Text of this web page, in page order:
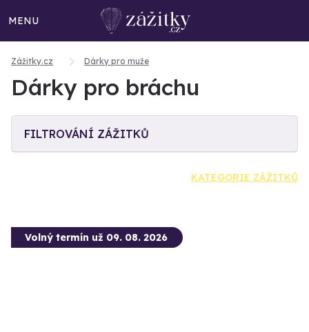
MENU
Zážitky.cz Dárky pro muže
Dárky pro bráchu
FILTROVÁNÍ ZÁŽITKŮ
KATEGORIE ZÁŽITKŮ
Volný termín už 09. 08. 2026